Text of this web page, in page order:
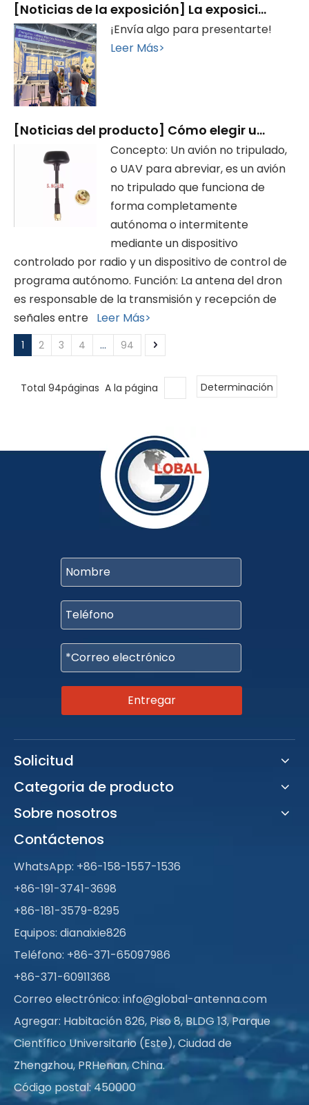
[Noticias de la exposición] La exposición finalizó con éxito, ¡gracias por su visita!
¡Envía algo para presentarte!
Leer Más>
[Noticias del producto] Cómo elegir una antena para drones
Concepto: Un avión no tripulado,
o UAV para abreviar, es un avión
no tripulado que funciona de
forma completamente
autónoma o intermitente
mediante un dispositivo
controlado por radio y un dispositivo de control de
programa autónomo. Función: La antena del dron
es responsable de la transmisión y recepción de
señales entre Leer Más>
1 2 3 4 ... 94
Total 94páginas A la página Determinación
Entregar
Solicitud
Categoria de producto
Sobre nosotros
Contáctenos
WhatsApp: +86-158-1557-1536
+86-191-3741-3698
+86-181-3579-8295
Equipos: dianaixie826
Teléfono: +86-371-65097986
+86-371-60911368
Correo electrónico: info@global-antenna.com
Agregar: Habitación 826, Piso 8, BLDG 13, Parque
Científico Universitario (Este), Ciudad de
Zhengzhou, PRHenan, China.
Código postal: 450000